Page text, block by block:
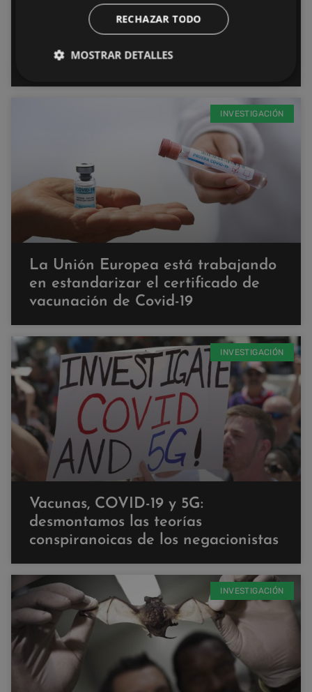
Aplicación de la realidad
aumentada en la educación:
innovadoras
INVESTIGACIÓN
La Unión Europea está trabajando
en estandarizar el certificado de
vacunación de Covid-19
INVESTIGACIÓN
Vacunas, COVID-19 y 5G:
desmontamos las teorías
conspiranoicas de los negacionistas
INVESTIGACIÓN
RECHAZAR TODO
MOSTRAR DETALLES